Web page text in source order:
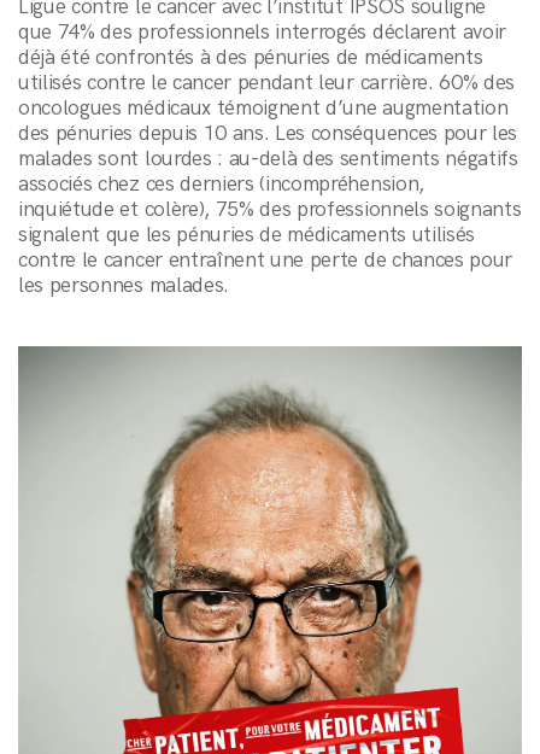
Ligue contre le cancer avec l’institut IPSOS souligne
que 74% des professionnels interrogés déclarent avoir
déjà été confrontés à des pénuries de médicaments
utilisés contre le cancer pendant leur carrière. 60% des
oncologues médicaux témoignent d’une augmentation
des pénuries depuis 10 ans. Les conséquences pour les
malades sont lourdes : au-delà des sentiments négatifs
associés chez ces derniers (incompréhension,
inquiétude et colère), 75% des professionnels soignants
signalent que les pénuries de médicaments utilisés
contre le cancer entraînent une perte de chances pour
les personnes malades.